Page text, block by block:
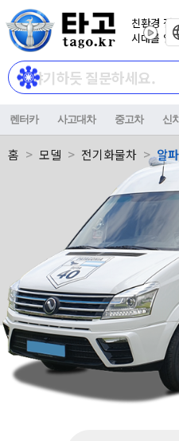
친환경 전
시대를 열
렌터카 사고대차 중고차 신
홈 모델 전기화물차 알